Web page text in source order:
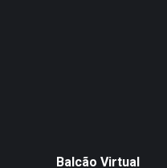
Balcão Virtual